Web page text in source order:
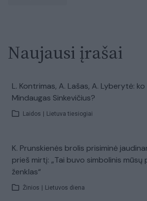
Naujausi įrašai
L. Kontrimas, A. Lašas, A. Lyberytė:
Mindaugas Sinkevičius?
Laidos Lietuva tiesiogiai
K. Prunskienės brolis prisiminė
prieš mirtį: „Tai buvo simbolinis mūsų
ženklas“
Žinios Lietuvos diena